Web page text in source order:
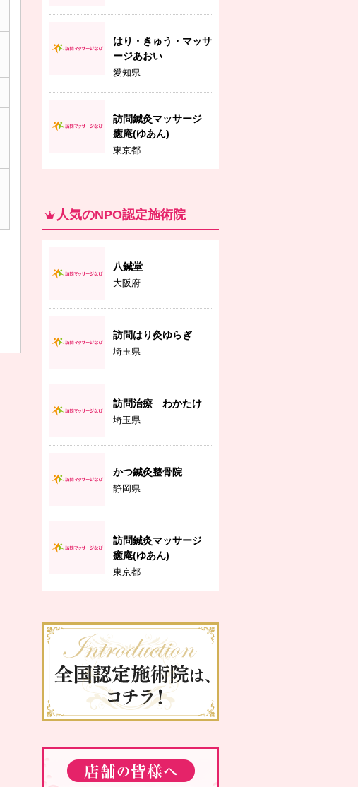
はり・きゅう・マッサ
ージあおい
愛知県
訪問鍼灸マッサージ
癒庵(ゆあん)
東京都
人気のNPO認定施術院
八鍼堂
大阪府
訪問はり灸ゆらぎ
埼玉県
訪問治療 わかたけ
埼玉県
かつ鍼灸整骨院
静岡県
訪問鍼灸マッサージ
癒庵(ゆあん)
東京都